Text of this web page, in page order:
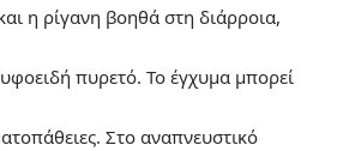
η ρίγανη βοηθά στη διάρροια,
πυρετό. Το έγχυμα μπορεί
Στο αναπνευστικό